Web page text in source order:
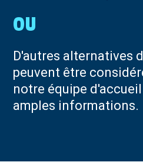
D'autres alternatives
peuvent être
notre équipe
amples informations.